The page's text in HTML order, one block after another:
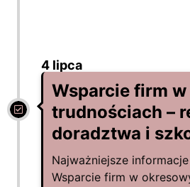
4 lipca
Wsparcie firm
trudnościach –
doradztwa i
Najważniejsze
Wsparcie firm w